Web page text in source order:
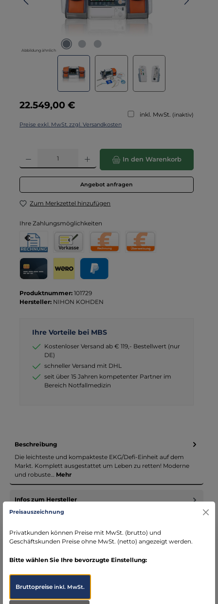
Abbildung ähnlich
Regulärer Preis:
22.549,00 €
inkl. MwSt. (inaktiv)
Preise exkl. MwSt. zzgl. Versandkosten
Produkt Anzahl: Gib den gewünschten Wert ein oder benutze die
In den Warenkorb
Angebot anfragen
Zum Merkzettel hinzufügen
Ihre Zahlungsmöglichkeiten
Rechnung
Rechnung für Behörden
Vorkasse
Produktnummer: 101729
Hersteller: NIHON KOHDEN
Ihre Vorteile bei MBS
Kostenloser Versand ab € 119,- Bestellwert (nur
DE)
schneller Versand mit DHL
seit über 15 Jahren kompetenter Partner im
Bereich Notfallmedizin
Beschreibung
Die leichteste und kompakteste EKG/Defi-Einheit auf dem
Markt. Komplett ausgestattet um Leben zu retten! Moderne
und robuste… Mehr
Infos zum Hersteller
Folgende Infos zum Hersteller sind verfübar...
Bewertungen
Preisauszeichnung
Privatkunden können Preise mit MwSt. (brutto) und
Geschäftskunden Preise ohne MwSt. (netto) angezeigt werden.
Bitte wählen Sie Ihre bevorzugte Einstellung:
Bruttopreiseinkl. MwSt.